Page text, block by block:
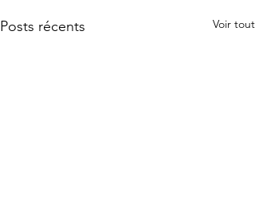
Posts récents Voir tout